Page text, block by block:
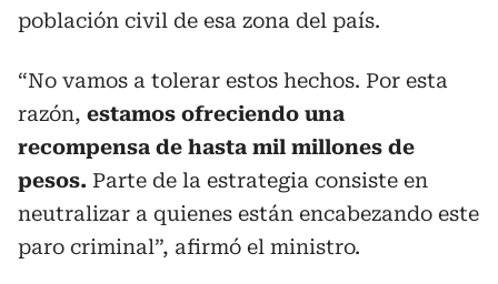
población civil de esa zona del país.
“No vamos a tolerar estos hechos. Por esta
razón, estamos ofreciendo una
recompensa de hasta mil millones de
pesos. Parte de la estrategia consiste en
neutralizar a quienes están encabezando este
paro criminal”, afirmó el ministro.